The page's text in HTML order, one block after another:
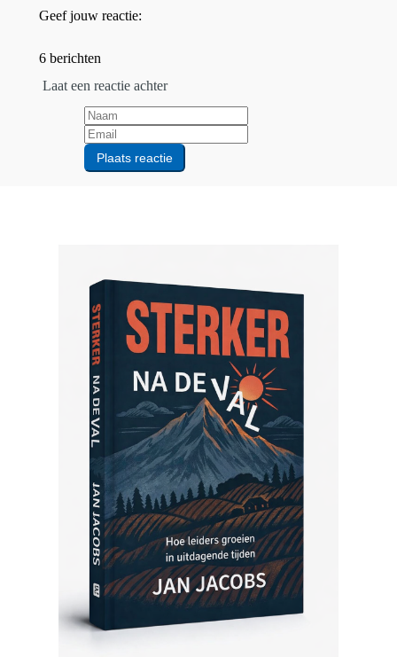
Geef jouw reactie:
6 berichten
Laat een reactie achter